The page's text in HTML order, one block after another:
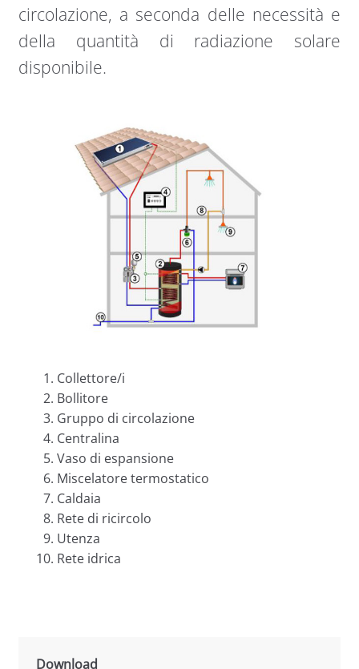
circolazione, a seconda delle necessità e
della quantità di radiazione solare
disponibile.
Collettore/i
Bollitore
Gruppo di circolazione
Centralina
Vaso di espansione
Miscelatore termostatico
Caldaia
Rete di ricircolo
Utenza
Rete idrica
Download